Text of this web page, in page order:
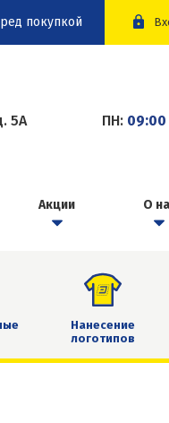
покупкой
5А ПН: 09:00
Акции О
Нанесение
логотипов